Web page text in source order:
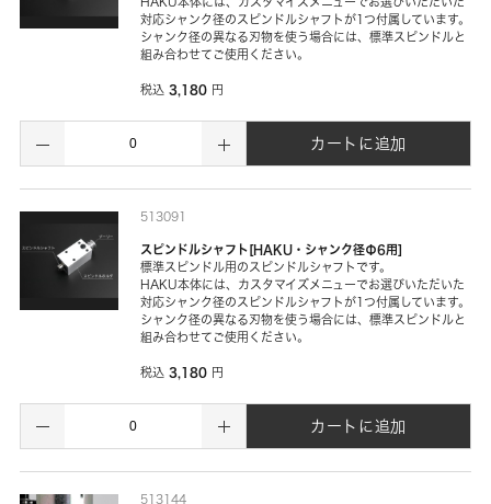
対応シャンク径のスピンドルシャフトが1つ付属しています。
シャンク径の異なる刃物を使う場合には、標準スピンドルと
組み合わせてご使用ください。
税込 3,180 円
カートに追加
513091
スピンドルシャフト[HAKU・シャンク径Φ6用]
標準スピンドル用のスピンドルシャフトです。
HAKU本体には、カスタマイズメニューでお選びいただいた
対応シャンク径のスピンドルシャフトが1つ付属しています。
シャンク径の異なる刃物を使う場合には、標準スピンドルと
組み合わせてご使用ください。
税込 3,180 円
カートに追加
513144